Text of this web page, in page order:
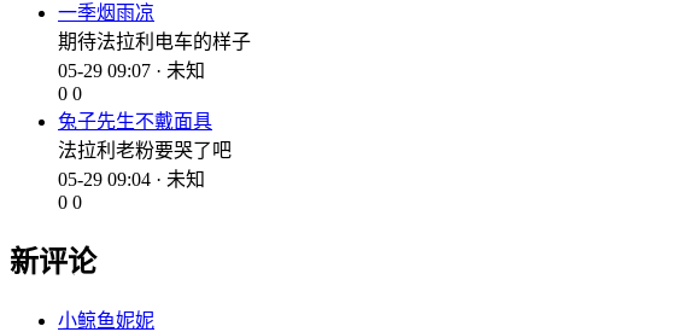
一季烟雨凉
期待法拉利电车的样子
05-29 09:07 · 未知
0 0
兔子先生不戴面具
法拉利老粉要哭了吧
05-29 09:04 · 未知
0 0
新评论
小鲸鱼妮妮